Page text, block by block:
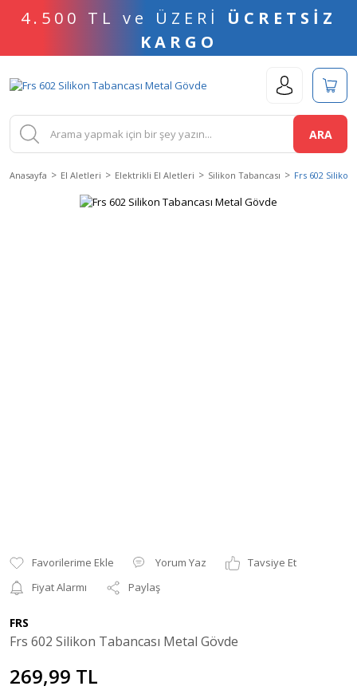
4.500 TL ve ÜZERİ ÜCRETSİZ
KARGO
ARA
Anasayfa El Aletleri Elektrikli El Aletleri Silikon Tabancası Frs 602
Yorum Yaz
Tavsiye Et
Fiyat Alarmı
Paylaş
FRS
Frs 602 Silikon Tabancası Metal Gövde
269,99 TL